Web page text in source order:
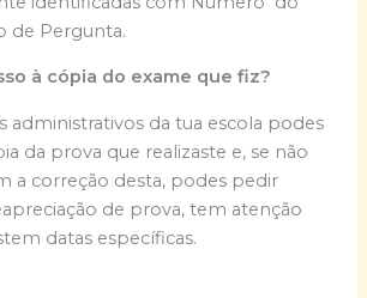
de Pergunta.
à cópia do exame que fiz?
administrativos da tua escola podes
da prova que realizaste e, se não
a correção desta, podes pedir
de prova, tem atenção
datas específicas.